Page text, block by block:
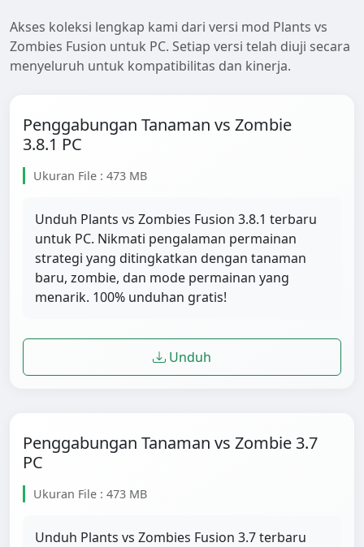
Akses koleksi lengkap kami dari versi mod Plants vs
Zombies Fusion untuk PC. Setiap versi telah diuji secara
menyeluruh untuk kompatibilitas dan kinerja.
Penggabungan Tanaman vs Zombie
3.8.1 PC
Ukuran File : 473 MB
Unduh Plants vs Zombies Fusion 3.8.1 terbaru
untuk PC. Nikmati pengalaman permainan
strategi yang ditingkatkan dengan tanaman
baru, zombie, dan mode permainan yang
menarik. 100% unduhan gratis!
Unduh
Penggabungan Tanaman vs Zombie 3.7
PC
Ukuran File : 473 MB
Unduh Plants vs Zombies Fusion 3.7 terbaru